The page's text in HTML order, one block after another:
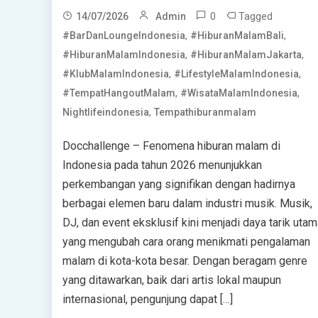
14/07/2026 Admin 0 Tagged
#BarDanLoungeIndonesia, #HiburanMalamBali,
#HiburanMalamIndonesia, #HiburanMalamJakarta,
#KlubMalamIndonesia, #LifestyleMalamIndonesia,
#TempatHangoutMalam, #WisataMalamIndonesia,
Nightlifeindonesia, Tempathiburanmalam
Docchallenge – Fenomena hiburan malam di
Indonesia pada tahun 2026 menunjukkan
perkembangan yang signifikan dengan hadirnya
berbagai elemen baru dalam industri musik. Musik,
DJ, dan event eksklusif kini menjadi daya tarik
yang mengubah cara orang menikmati pengalaman
malam di kota-kota besar. Dengan beragam genre
yang ditawarkan, baik dari artis lokal maupun
internasional, pengunjung dapat […]